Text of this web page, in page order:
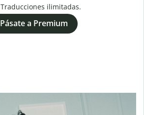
Traducciones ilimitadas.
Pásate a Premium